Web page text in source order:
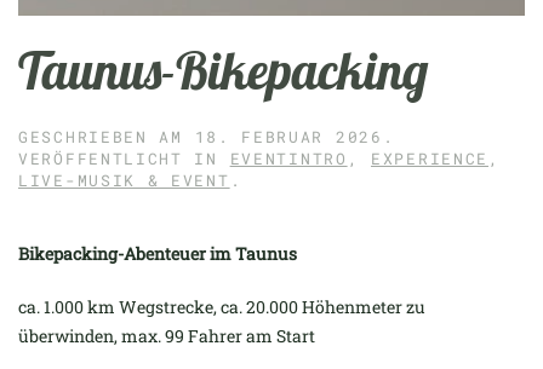
Taunus-Bikepacking
GESCHRIEBEN AM 18. FEBRUAR 2026 .
VERÖFFENTLICHT IN EVENTINTRO , EXPERIENCE ,
LIVE-MUSIK & EVENT .
Bikepacking-Abenteuer im Taunus
ca. 1.000 km Wegstrecke, ca. 20.000 Höhenmeter zu
überwinden, max. 99 Fahrer am Start